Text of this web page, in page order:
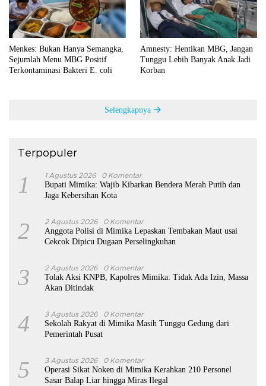
Menkes: Bukan Hanya Semangka,
Sejumlah Menu MBG Positif
Terkontaminasi Bakteri E. coli
Amnesty: Hentikan MBG, Jangan
Tunggu Lebih Banyak Anak Jadi
Korban
Selengkapnya
Terpopuler
1 1 Agustus 2026 0 Komentar
Bupati Mimika: Wajib Kibarkan Bendera Merah Putih dan
Jaga Kebersihan Kota
2 2 Agustus 2026 0 Komentar
Anggota Polisi di Mimika Lepaskan Tembakan Maut usai
Cekcok Dipicu Dugaan Perselingkuhan
3 2 Agustus 2026 0 Komentar
Tolak Aksi KNPB, Kapolres Mimika: Tidak Ada Izin, Massa
Akan Ditindak
4 3 Agustus 2026 0 Komentar
Sekolah Rakyat di Mimika Masih Tunggu Gedung dari
Pemerintah Pusat
5 3 Agustus 2026 0 Komentar
Operasi Sikat Noken di Mimika Kerahkan 210 Personel
Sasar Balap Liar hingga Miras Ilegal